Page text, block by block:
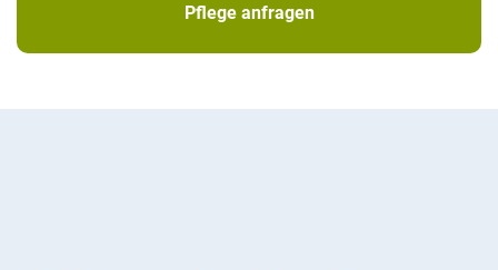
Pflege anfragen